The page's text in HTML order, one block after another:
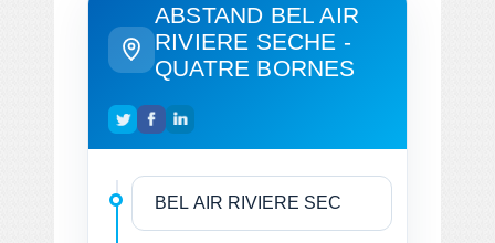
ABSTAND BEL AIR
RIVIERE SECHE -
QUATRE BORNES